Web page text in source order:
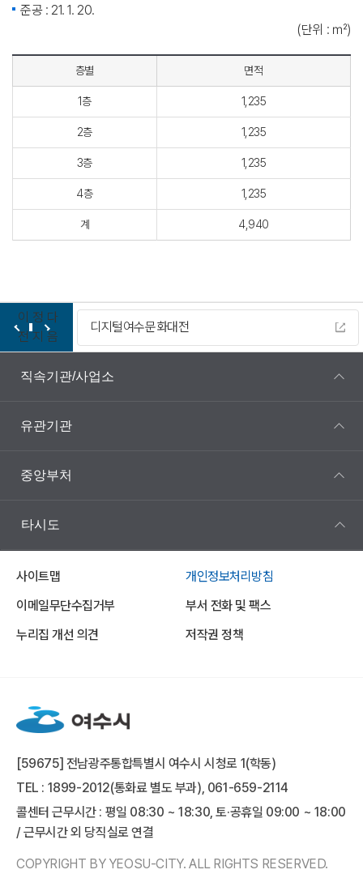
준공 : 21. 1. 20.
(단위 : ㎡)
층별 면적
1층 1,235
2층 1,235
3층 1,235
4층 1,235
계 4,940
이
전
정
지
다
음
디지털여수문화대전
직속기관/사업소
유관기관
중앙부처
타시도
사이트맵
개인정보처리방침
이메일무단수집거부
부서 전화 및 팩스
누리집 개선 의견
저작권 정책
[59675] 전남광주통합특별시 여수시 시청로 1(학동)
TEL : 1899-2012(통화료 별도 부과), 061-659-2114
콜센터 근무시간 : 평일 08:30 ~ 18:30, 토·공휴일 09:00 ~ 18:00
/ 근무시간 외 당직실로 연결
COPYRIGHT BY YEOSU-CITY. ALL RIGHTS RESERVED.